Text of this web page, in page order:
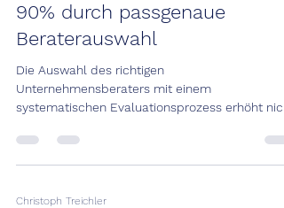
90% durch passgenaue
Beraterauswahl
Die Auswahl des richtigen
Unternehmensberaters mit einem
systematischen Evaluationsprozess erhöht
Christoph Treichler